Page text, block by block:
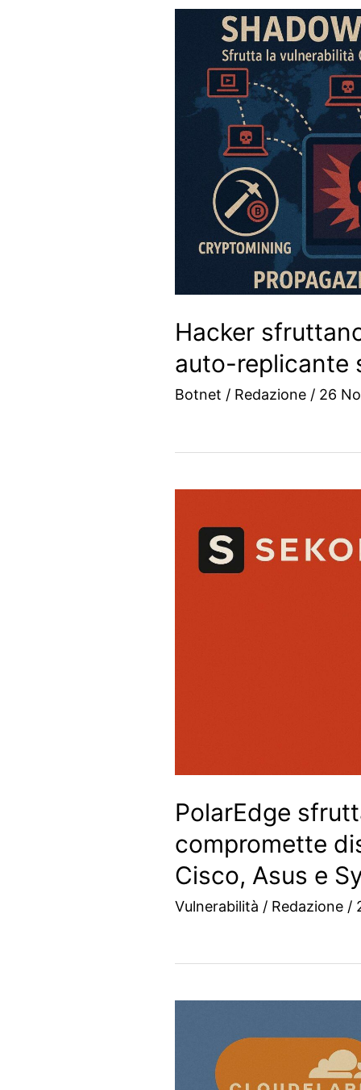
Hacker
auto-replicante
Botnet / Redazione / 26
PolarEdge
compromette
Cisco, Asus e
Vulnerabilità / Redazione /